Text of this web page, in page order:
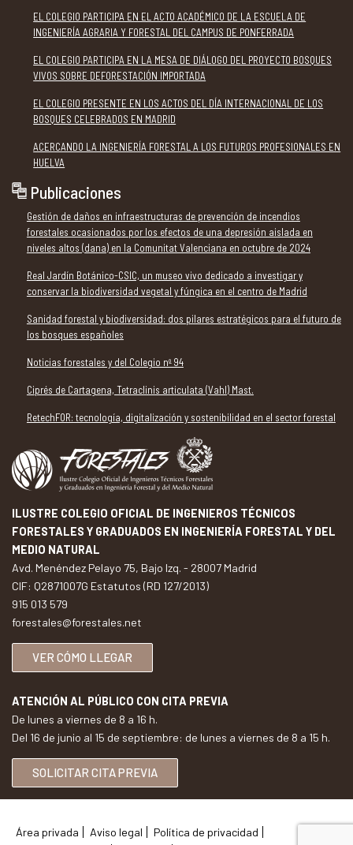
EL COLEGIO PARTICIPA EN EL ACTO ACADÉMICO DE LA ESCUELA DE
INGENIERÍA AGRARIA Y FORESTAL DEL CAMPUS DE PONFERRADA
EL COLEGIO PARTICIPA EN LA MESA DE DIÁLOGO DEL PROYECTO BOSQUES
VIVOS SOBRE DEFORESTACIÓN IMPORTADA
EL COLEGIO PRESENTE EN LOS ACTOS DEL DÍA INTERNACIONAL DE LOS
BOSQUES CELEBRADOS EN MADRID
ACERCANDO LA INGENIERÍA FORESTAL A LOS FUTUROS PROFESIONALES EN
HUELVA
Publicaciones
Gestión de daños en infraestructuras de prevención de incendios
forestales ocasionados por los efectos de una depresión aislada en
niveles altos (dana) en la Comunitat Valenciana en octubre de 2024
Real Jardín Botánico-CSIC, un museo vivo dedicado a investigar y
conservar la biodiversidad vegetal y fúngica en el centro de Madrid
Sanidad forestal y biodiversidad: dos pilares estratégicos para el futuro de
los bosques españoles
Noticias forestales y del Colegio nº 94
Ciprés de Cartagena, Tetraclinis articulata (Vahl) Mast.
RetechFOR: tecnología, digitalización y sostenibilidad en el sector forestal
ILUSTRE COLEGIO OFICIAL DE INGENIEROS TÉCNICOS
FORESTALES Y GRADUADOS EN INGENIERÍA FORESTAL Y DEL
MEDIO NATURAL
Avd. Menéndez Pelayo 75, Bajo Izq. - 28007 Madrid
CIF: Q2871007G Estatutos (RD 127/2013)
915 013 579
forestales@forestales.net
VER CÓMO LLEGAR
ATENCIÓN AL PÚBLICO CON CITA PREVIA
De lunes a viernes de 8 a 16 h.
Del 16 de junio al 15 de septiembre: de lunes a viernes de 8 a 15 h.
SOLICITAR CITA PREVIA
Área privada Aviso legal
Política de privacidad